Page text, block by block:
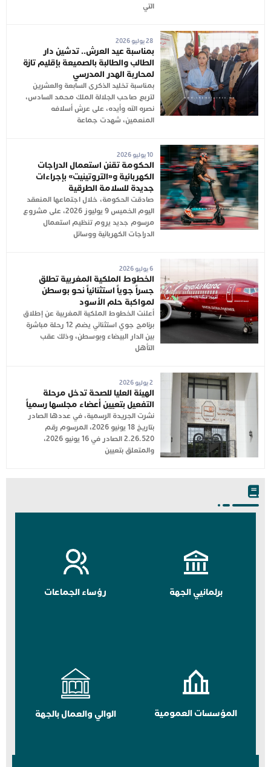
التي
28 يوليو 2026
بمناسبة عيد العرش.. تدشين دار
الطالب والطالبة بالصميعة بإقليم تازة
لمحاربة الهدر المدرسي
بمناسبة تخليد الذكرى السابعة والعشرين
لتربع صاحب الجلالة الملك محمد السادس،
نصره الله وأيده، على عرش أسلافه
المنعمين، شهدت جماعة
10 يوليو 2026
الحكومة تقنن استعمال الدراجات
الكهربائية و«التروتينيت» بإجراءات
جديدة للسلامة الطرقية
صادقت الحكومة، خلال اجتماعها المنعقد
اليوم الخميس 9 يوليوز 2026، على مشروع
مرسوم جديد يروم تنظيم استعمال
الدراجات الكهربائية ووسائل
6 يوليو 2026
الخطوط الملكية المغربية تطلق
جسراً جوياً استثنائياً نحو بوسطن
لمواكبة حلم الأسود
أعلنت الخطوط الملكية المغربية عن إطلاق
برنامج جوي استثنائي يضم 12 رحلة مباشرة
بين الدار البيضاء وبوسطن، وذلك عقب
التأهل
2 يوليو 2026
الهيئة العليا للصحة تدخل مرحلة
التفعيل بتعيين أعضاء مجلسها رسمياً
نشرت الجريدة الرسمية، في عددها الصادر
بتاريخ 18 يونيو 2026، المرسوم رقم
2.26.520 الصادر في 16 يونيو 2026،
والمتعلق بتعيين
برلمانيي الجهة رؤساء الجماعات
المؤسسات العمومية الوالي والعمال بالجهة